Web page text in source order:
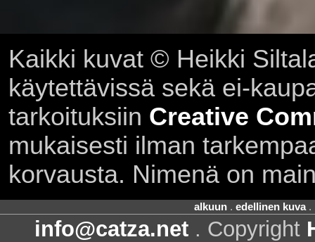
Kaikki kuvat © Heikki
käytettävissä sekä ei-
tarkoituksiin Creative
mukaisesti ilman
korvausta. Nimenä on
alkuun. edellinen kuva.
info@catza.net . Copyright